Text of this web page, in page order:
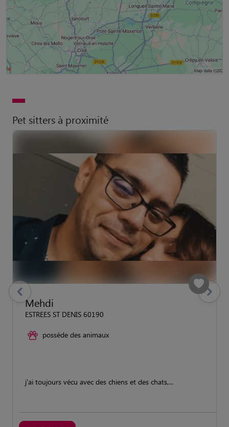
Pet sitters à proximité
Mehdi
ESTREES ST DENIS 60190
possède des animaux
j'ai toujours vécu avec des chiens et des chats,...
previous Suivant